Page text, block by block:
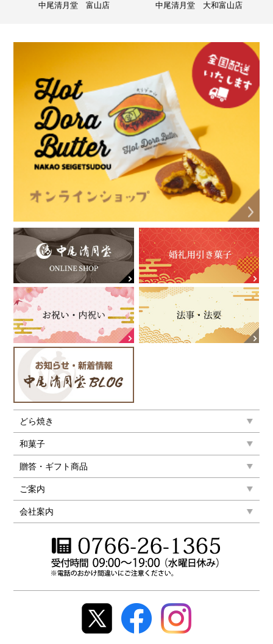
中尾清月堂 富山店 中尾清月堂 大和富山店
どら焼き
和菓子
贈答・ギフト商品
ご案内
会社案内